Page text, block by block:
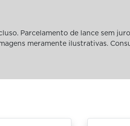
Parcelamento de lance sem
meramente ilustrativas.